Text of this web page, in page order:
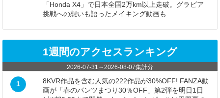
「Honda X4」で日本全国2万km以上走破。グラビア
挑戦への想いも語ったメイキング動画も
1週間のアクセスランキング
2026-07-31 ～2026-08-07集計分
1
8KVR作品を含む人気の222作品が30%OFF! FANZA動
画が「春のパンツまつり30％OFF」第2弾を明日1日